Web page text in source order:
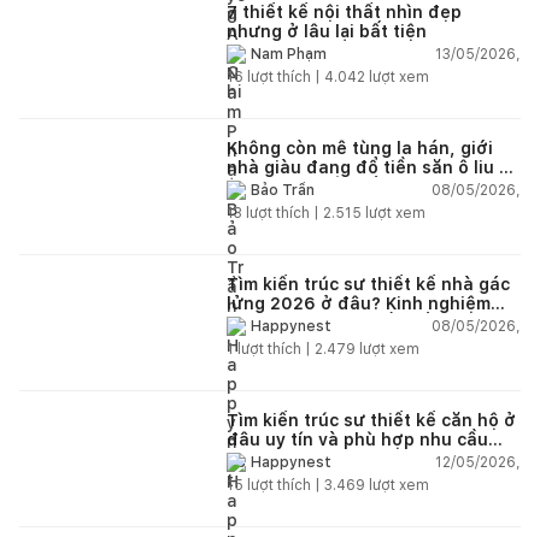
7 thiết kế nội thất nhìn đẹp
nhưng ở lâu lại bất tiện
Nam Phạm
13/05/2026,
16 lượt thích | 4.042 lượt xem
Không còn mê tùng la hán, giới
nhà giàu đang đổ tiền săn ô liu cổ
thụ từ châu Âu về ban công
Bảo Trần
08/05/2026,
13 lượt thích | 2.515 lượt xem
Tìm kiến trúc sư thiết kế nhà gác
lửng 2026 ở đâu? Kinh nghiệm
chọn đúng tránh tốn tiền
Happynest
08/05/2026,
1lượt thích | 2.479 lượt xem
Tìm kiến trúc sư thiết kế căn hộ ở
đâu uy tín và phù hợp nhu cầu
năm 2026?
Happynest
12/05/2026,
15 lượt thích | 3.469 lượt xem